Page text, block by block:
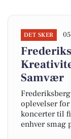
DET SKER
Samvær
oplevelser
koncerter til
enhver smag